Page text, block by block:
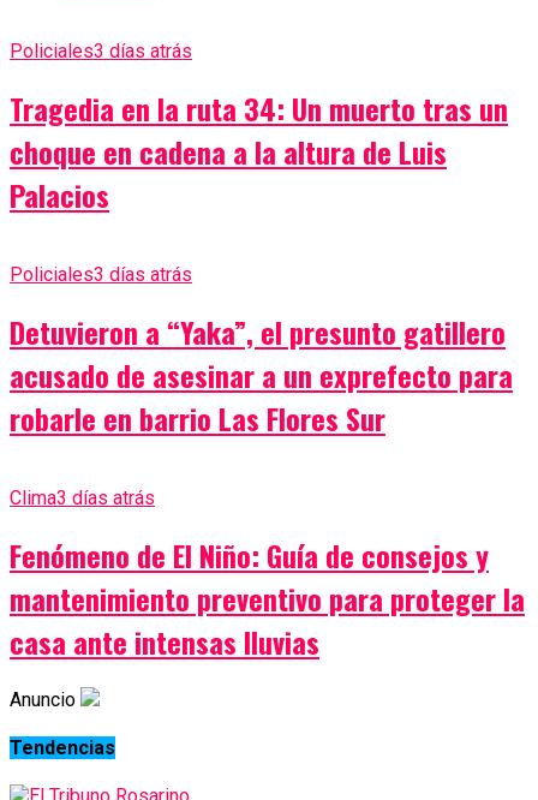
Policiales3 días atrás
Tragedia en la ruta 34: Un muerto tras un
choque en cadena a la altura de Luis
Palacios
Policiales3 días atrás
Detuvieron a “Yaka”, el presunto gatillero
acusado de asesinar a un exprefecto para
robarle en barrio Las Flores Sur
Clima3 días atrás
Fenómeno de El Niño: Guía de consejos y
mantenimiento preventivo para proteger la
casa ante intensas lluvias
Anuncio
Tendencias